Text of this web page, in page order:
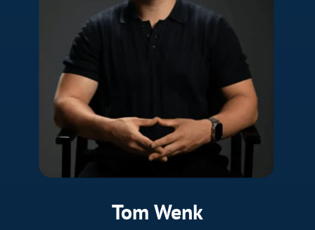
Tom Wenk